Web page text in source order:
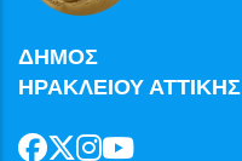
ΔΗΜΟΣ
ΗΡΑΚΛΕΙΟΥ ΑΤΤΙΚΗΣ